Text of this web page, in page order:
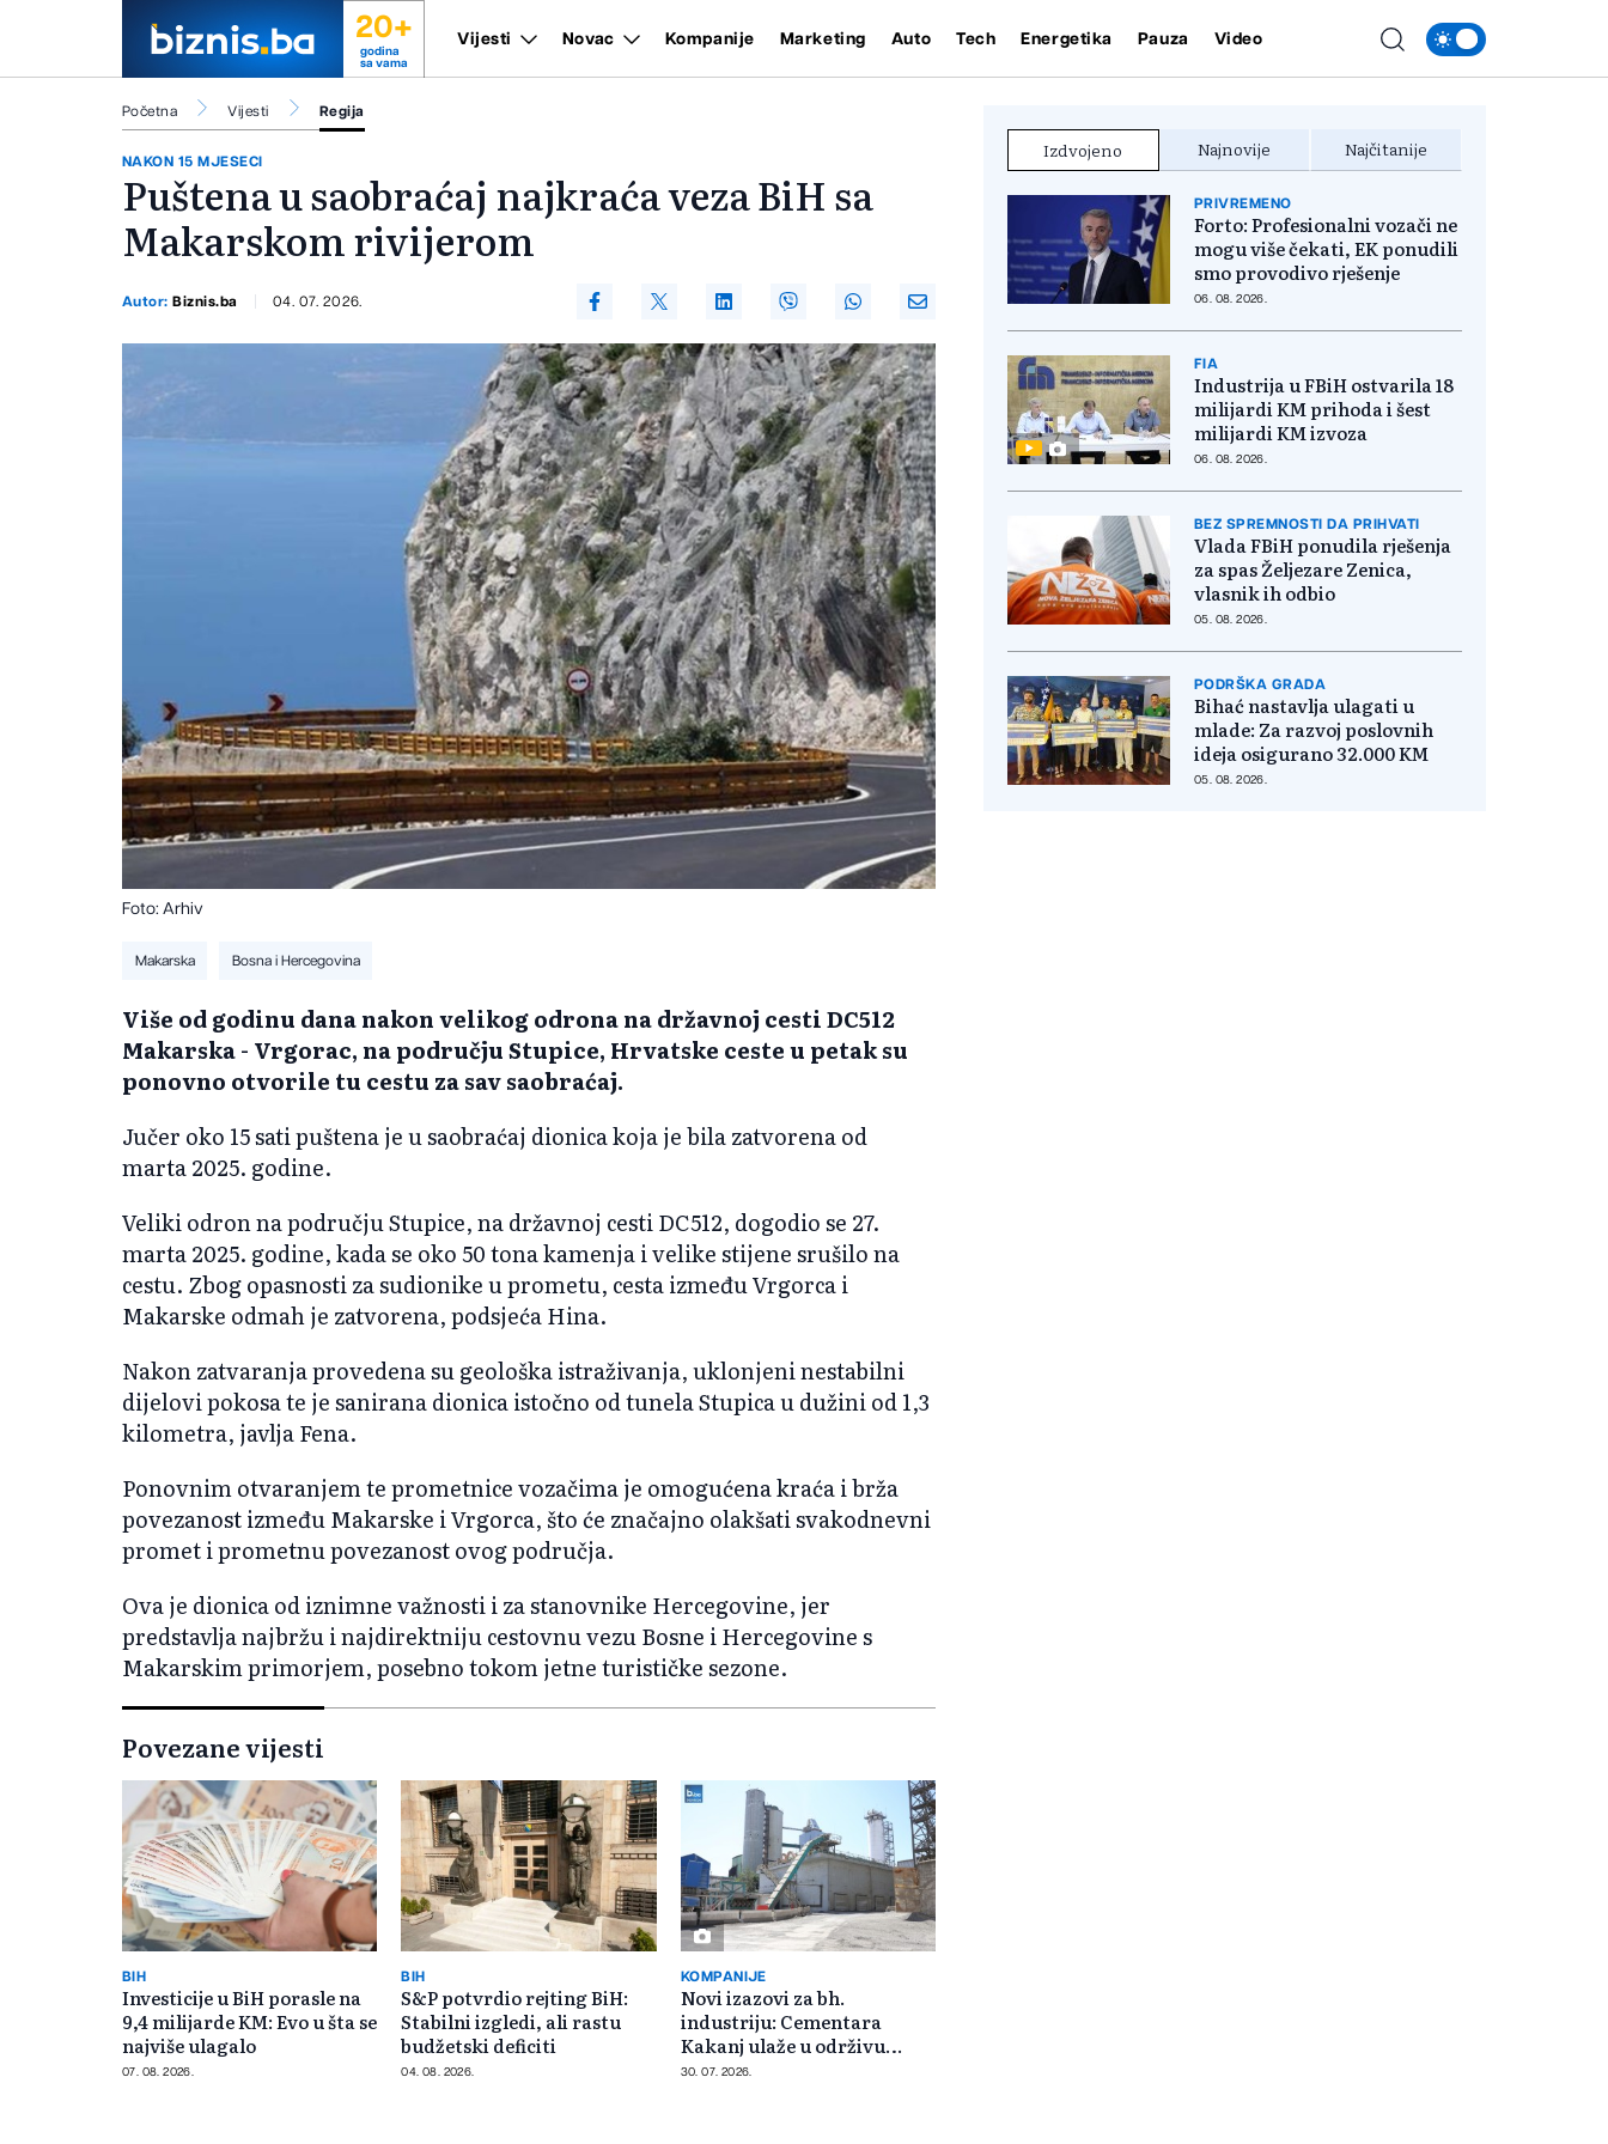
20+
godina
sa vama
Vijesti Novac Kompanije Marketing Auto Tech Energetika Pauza Video
Početna Vijesti Regija
NAKON 15 MJESECI
Puštena u saobraćaj najkraća veza BiH sa
Makarskom rivijerom
Autor:Biznis.ba 04. 07. 2026.
Foto: Arhiv
Makarska Bosna i Hercegovina
Više od godinu dana nakon velikog odrona na državnoj cesti DC512
Makarska - Vrgorac, na području Stupice, Hrvatske ceste u petak su
ponovno otvorile tu cestu za sav saobraćaj.
Jučer oko 15 sati puštena je u saobraćaj dionica koja je bila zatvorena od
marta 2025. godine.
Veliki odron na području Stupice, na državnoj cesti DC512, dogodio se 27.
marta 2025. godine, kada se oko 50 tona kamenja i velike stijene srušilo na
cestu. Zbog opasnosti za sudionike u prometu, cesta između Vrgorca i
Makarske odmah je zatvorena, podsjeća Hina.
Nakon zatvaranja provedena su geološka istraživanja, uklonjeni nestabilni
dijelovi pokosa te je sanirana dionica istočno od tunela Stupica u dužini od 1,3
kilometra, javlja Fena.
Ponovnim otvaranjem te prometnice vozačima je omogućena kraća i brža
povezanost između Makarske i Vrgorca, što će značajno olakšati svakodnevni
promet i prometnu povezanost ovog područja.
Ova je dionica od iznimne važnosti i za stanovnike Hercegovine, jer
predstavlja najbržu i najdirektniju cestovnu vezu Bosne i Hercegovine s
Makarskim primorjem, posebno tokom jetne turističke sezone.
Povezane vijesti
BIH
Investicije u BiH porasle na
9,4 milijarde KM: Evo u šta se
najviše ulagalo
07. 08. 2026.
BIH
S&P potvrdio rejting BiH:
Stabilni izgledi, ali rastu
budžetski deficiti
04. 08. 2026.
KOMPANIJE
Novi izazovi za bh.
industriju: Cementara
Kakanj ulaže u održivu
budućnost
30. 07. 2026.
Izdvojeno Najnovije Najčitanije
PRIVREMENO
Forto: Profesionalni vozači ne
mogu više čekati, EK ponudili
smo provodivo rješenje
06. 08. 2026.
FIA
Industrija u FBiH ostvarila 18
milijardi KM prihoda i šest
milijardi KM izvoza
06. 08. 2026.
BEZ SPREMNOSTI DA PRIHVATI
Vlada FBiH ponudila rješenja
za spas Željezare Zenica,
vlasnik ih odbio
05. 08. 2026.
PODRŠKA GRADA
Bihać nastavlja ulagati u
mlade: Za razvoj poslovnih
ideja osigurano 32.000 KM
05. 08. 2026.